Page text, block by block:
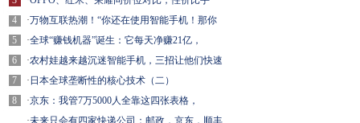
4
5
6
7
8
·万物互联热潮！“你还在使用智能手机！那你
·全球“赚钱机器”诞生：它每天净赚21亿，
·农村娃越来越沉迷智能手机，三招让他们快速
· 日本全球垄断性的核心技术（二）
·京东：我管7万5000人全靠这四张表格，
·未来只会有四家快递公司：邮政，京东，顺丰